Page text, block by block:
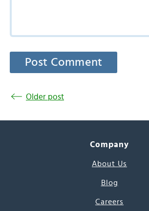
Older post
Company
About Us
Blog
Careers